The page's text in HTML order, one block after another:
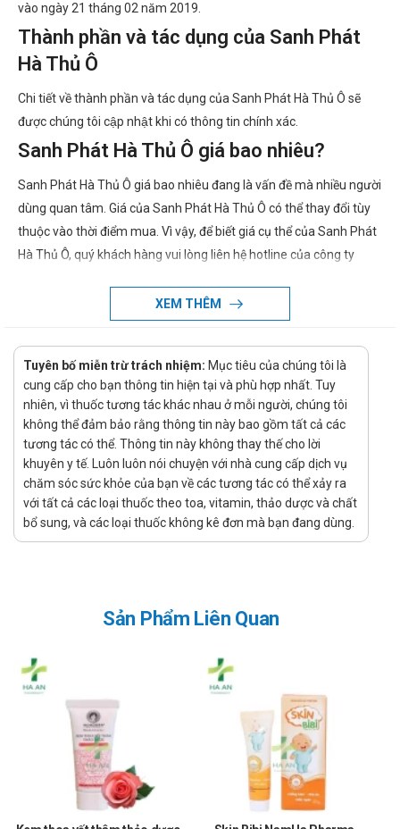
vào ngày 21 tháng 02 năm 2019.
Thành phần và tác dụng của Sanh Phát
Hà Thủ Ô
Chi tiết về thành phần và tác dụng của Sanh Phát Hà Thủ Ô sẽ
được chúng tôi cập nhật khi có thông tin chính xác.
Sanh Phát Hà Thủ Ô giá bao nhiêu?
Sanh Phát Hà Thủ Ô giá bao nhiêu đang là vấn đề mà nhiều người
dùng quan tâm. Giá của Sanh Phát Hà Thủ Ô có thể thay đổi tùy
thuộc vào thời điểm mua. Vì vậy, để biết giá cụ thể của Sanh Phát
Hà Thủ Ô, quý khách hàng vui lòng liên hệ hotline của công ty
Ở đâu bán Sanh Phát Hà Thủ Ô chính
Để có thể mua Sanh Phát Hà Thủ Ô chính hãng, bạn có thể
mua tại Nhà thuốc Hà An theo 3 cách như sau:
Mua trực tiếp tại cửa hàng
Đặt hàng tại website: thuochaan.com
Đặt hàng qua hotline: Call/zalo hotline.
Sự yêu mến và tin tưởng của khách hàng và các đối tác luôn là
niềm tự hào và là sự thành công lớn nhất đối với Nhà thuốc Hà An.
XEM THÊM
Tuyên bố miễn trừ trách nhiệm: Mục tiêu của chúng tôi là
cung cấp cho bạn thông tin hiện tại và phù hợp nhất. Tuy
nhiên, vì thuốc tương tác khác nhau ở mỗi người, chúng tôi
không thể đảm bảo rằng thông tin này bao gồm tất cả các
tương tác có thể. Thông tin này không thay thế cho lời
khuyên y tế. Luôn luôn nói chuyện với nhà cung cấp dịch vụ
chăm sóc sức khỏe của bạn về các tương tác có thể xảy ra
với tất cả các loại thuốc theo toa, vitamin, thảo dược và chất
bổ sung, và các loại thuốc không kê đơn mà bạn đang dùng.
Sản Phẩm Liên Quan